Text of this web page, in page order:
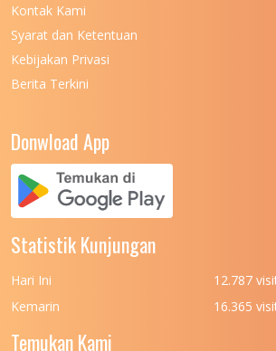
UNIVERSITAS NEGERI MANADO
UNIVERSITAS NEGERI MEDAN
UNIVERSITAS NEGERI PADANG
UNIVERSITAS NUSA CENDANA
UNIVERSITAS PADJADJARAN
UNIVERSITAS PATTIMURA
(UPN) VETERAN JAKARTA
Kontak Kami
Syarat dan Ketentuan
Kebijakan Privasi
Berita Terkini
Donwload App
Statistik Kunjungan
Hari Ini
12.787
Kemarin
16.365
Temukan Kami